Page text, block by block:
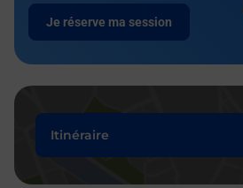
Je réserve ma session
Itinéraire